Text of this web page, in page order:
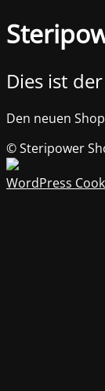
Dies ist
Den neuen
© Steripower
WordPress